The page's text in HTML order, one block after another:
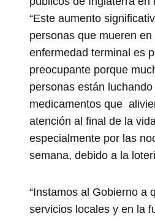
“Este aumento
personas que mueren
enfermedad terminal es
preocupante porque
personas están
medicamentos que
atención al final de la
especialmente por las
semana, debido a la
“Instamos al Gobierno a
servicios locales y en la